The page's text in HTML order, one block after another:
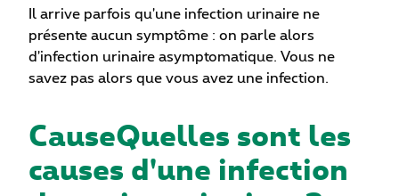
Il arrive parfois qu'une infection urinaire ne
présente aucun symptôme : on parle alors
d'infection urinaire asymptomatique. Vous ne
savez pas alors que vous avez une infection.
CauseQuelles sont les
causes d'une infection